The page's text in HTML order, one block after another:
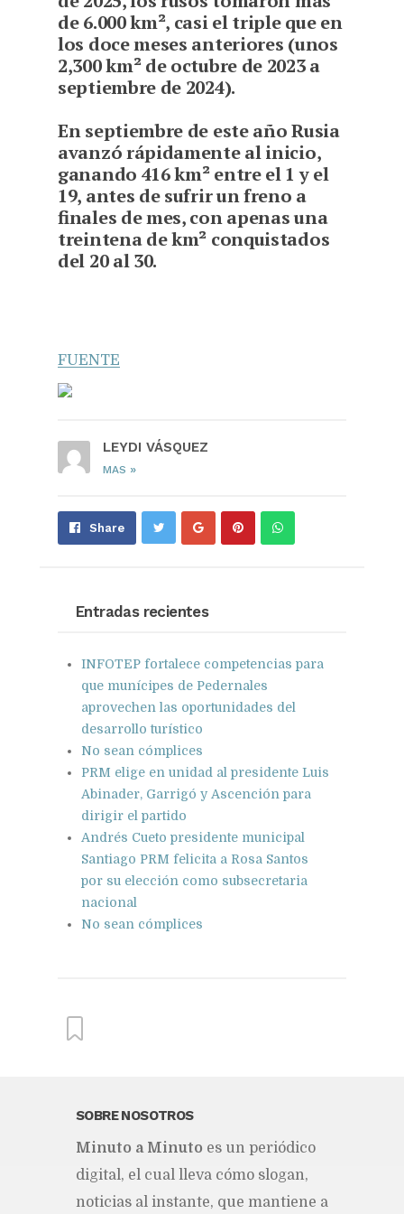
de 6.000 km², casi el triple que en
los doce meses anteriores (unos
2,300 km² de octubre de 2023 a
septiembre de 2024).
En septiembre de este año Rusia
avanzó rápidamente al inicio,
ganando 416 km² entre el 1 y el
19, antes de sufrir un freno a
finales de mes, con apenas una
treintena de km² conquistados
del 20 al 30.
FUENTE
LEYDI VÁSQUEZ
MAS »
Share Share Pin Send
Entradas recientes
INFOTEP fortalece competencias para
que munícipes de Pedernales
aprovechen las oportunidades del
desarrollo turístico
No sean cómplices
PRM elige en unidad al presidente Luis
Abinader, Garrigó y Ascención para
dirigir el partido
Andrés Cueto presidente municipal
Santiago PRM felicita a Rosa Santos
por su elección como subsecretaria
nacional
No sean cómplices
From this category »
No sean cómplices
Publicado hace 10 horas
SOBRE NOSOTROS
Mi­nu­to a Mi­nu­to es un pe­rió­di­co
di­gi­tal, el cual lle­va cómo slo­gan,
no­ti­cias al ins­tan­te, que man­tie­ne a